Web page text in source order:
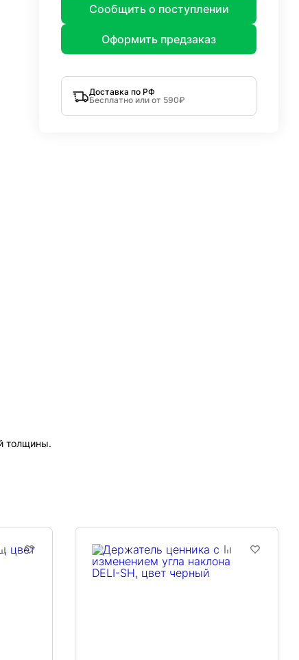
Сообщить о поступлении
Оформить предзаказ
Доставка по РФ
Бесплатно или от 590₽
толщины.